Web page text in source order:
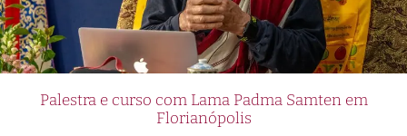
Palestra e curso com Lama Padma Samten em
Florianópolis